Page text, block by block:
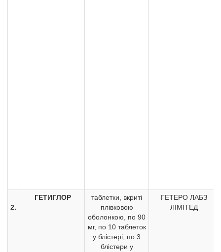
2.
ГЕТИГЛОР
таблетки, вкриті
плівковою
оболонкою, по 90
мг, по 10 таблеток
у блістері, по 3
блістери у
ГЕТЕРО ЛАБЗ
ЛІМІТЕД